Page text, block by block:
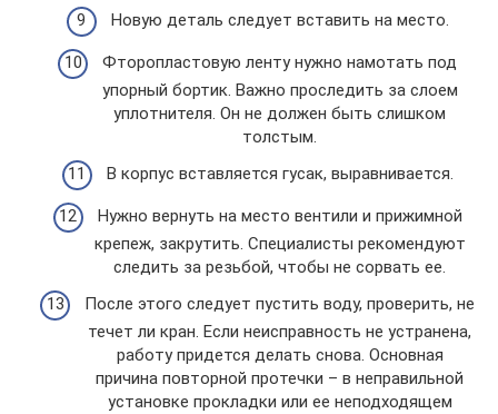
Новую деталь следует вставить на место.
Фторопластовую ленту нужно намотать под
упорный бортик. Важно проследить за слоем
уплотнителя. Он не должен быть слишком
толстым.
В корпус вставляется гусак, выравнивается.
Нужно вернуть на место вентили и прижимной
крепеж, закрутить. Специалисты рекомендуют
следить за резьбой, чтобы не сорвать ее.
После этого следует пустить воду, проверить, не
течет ли кран. Если неисправность не устранена,
работу придется делать снова. Основная
причина повторной протечки – в неправильной
установке прокладки или ее неподходящем